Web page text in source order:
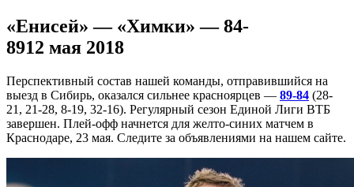
«Енисей» — «Химки» — 84-
8912 мая 2018
Перспективный состав нашей команды, отправившийся на
выезд в Сибирь, оказался сильнее красноярцев — 89-84 (28-
21, 21-28, 8-19, 32-16). Регулярный сезон Единой Лиги ВТБ
завершен. Плей-офф начнется для желто-синих матчем в
Краснодаре, 23 мая. Следите за объявлениями на нашем сайте.